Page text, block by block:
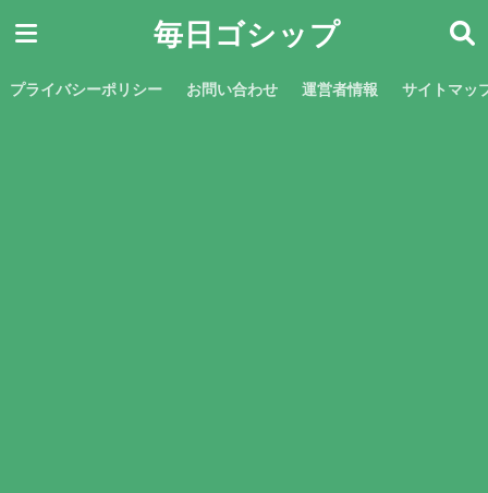
毎日ゴシップ
プライバシーポリシー お問い合わせ 運営者情報 サイトマッ